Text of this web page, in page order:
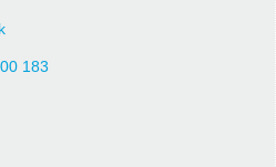
183